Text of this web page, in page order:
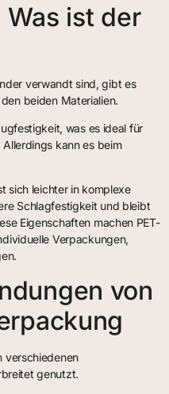
Was ist der
verwandt sind, gibt es
beiden Materialien.
was es ideal für
kann es beim
sich leichter in komplexe
Schlagfestigkeit und bleibt
Eigenschaften machen PET-
Verpackungen,
von
verschiedenen
genutzt.